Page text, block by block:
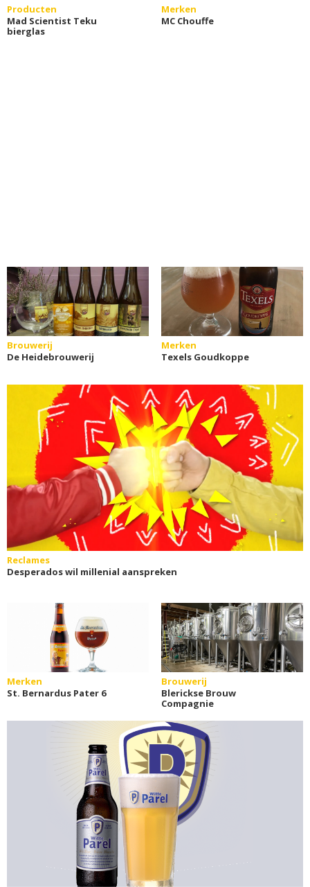
Producten
Mad Scientist Teku
bierglas
Merken
MC Chouffe
Brouwerij
De Heidebrouwerij
Merken
Texels Goudkoppe
Reclames
Desperados wil millenial aanspreken
Merken
St. Bernardus Pater 6
Brouwerij
Blerickse Brouw
Compagnie